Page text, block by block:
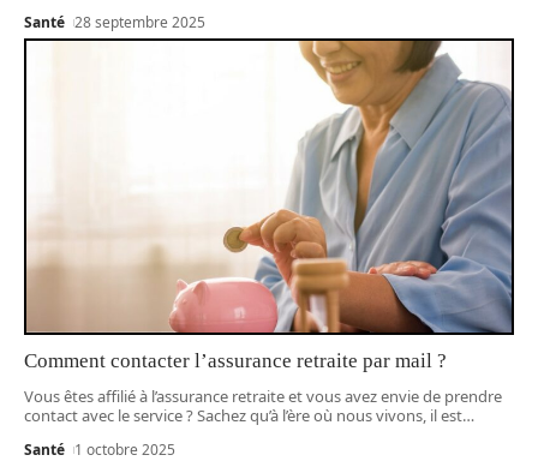
Santé 28 septembre 2025
Comment contacter l’assurance retraite par mail ?
Vous êtes affilié à l’assurance retraite et vous avez envie de prendre
contact avec le service ? Sachez qu’à l’ère où nous vivons, il est…
Santé 1 octobre 2025